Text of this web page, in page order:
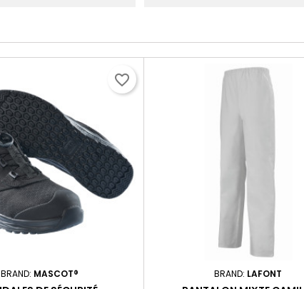
BRAND: MASCOT®
favorite_border
BRAND: LAFONT